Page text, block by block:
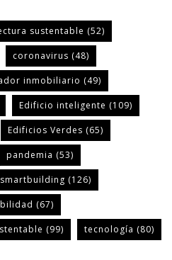
sustentable (52)
coronavirus (48)
inmobiliario (49)
Edificio inteligente (109)
Edificios Verdes (65)
pandemia (53)
smartbuilding (126)
(67)
(99) tecnología (80)